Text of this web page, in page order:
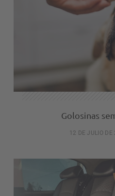
Golosinas
12 DE JULIO DE